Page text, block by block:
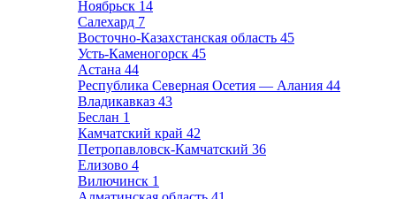
Ноябрьск 14
Салехард 7
Восточно-Казахстанская область 45
Усть-Каменогорск 45
Астана 44
Республика Северная Осетия — Алания 44
Владикавказ 43
Беслан 1
Камчатский край 42
Петропавловск-Камчатский 36
Елизово 4
Вилючинск 1